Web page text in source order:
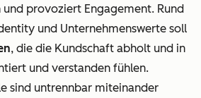
provoziert Engagement. Rund
und Unternehmenswerte soll
, die die Kundschaft abholt und in
und verstanden fühlen.
sind untrennbar miteinander